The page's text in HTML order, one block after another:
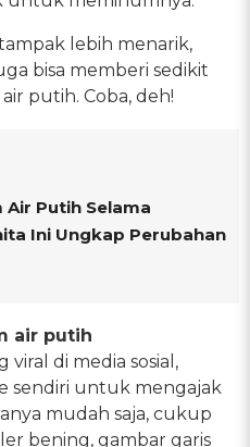
lebih menarik,
bisa memberi sedikit
putih. Coba, deh!
Air Putih Selama
Ini Ungkap Perubahan
air putih
viral di media sosial,
sendiri untuk mengajak
mudah saja, cukup
bening, gambar garis